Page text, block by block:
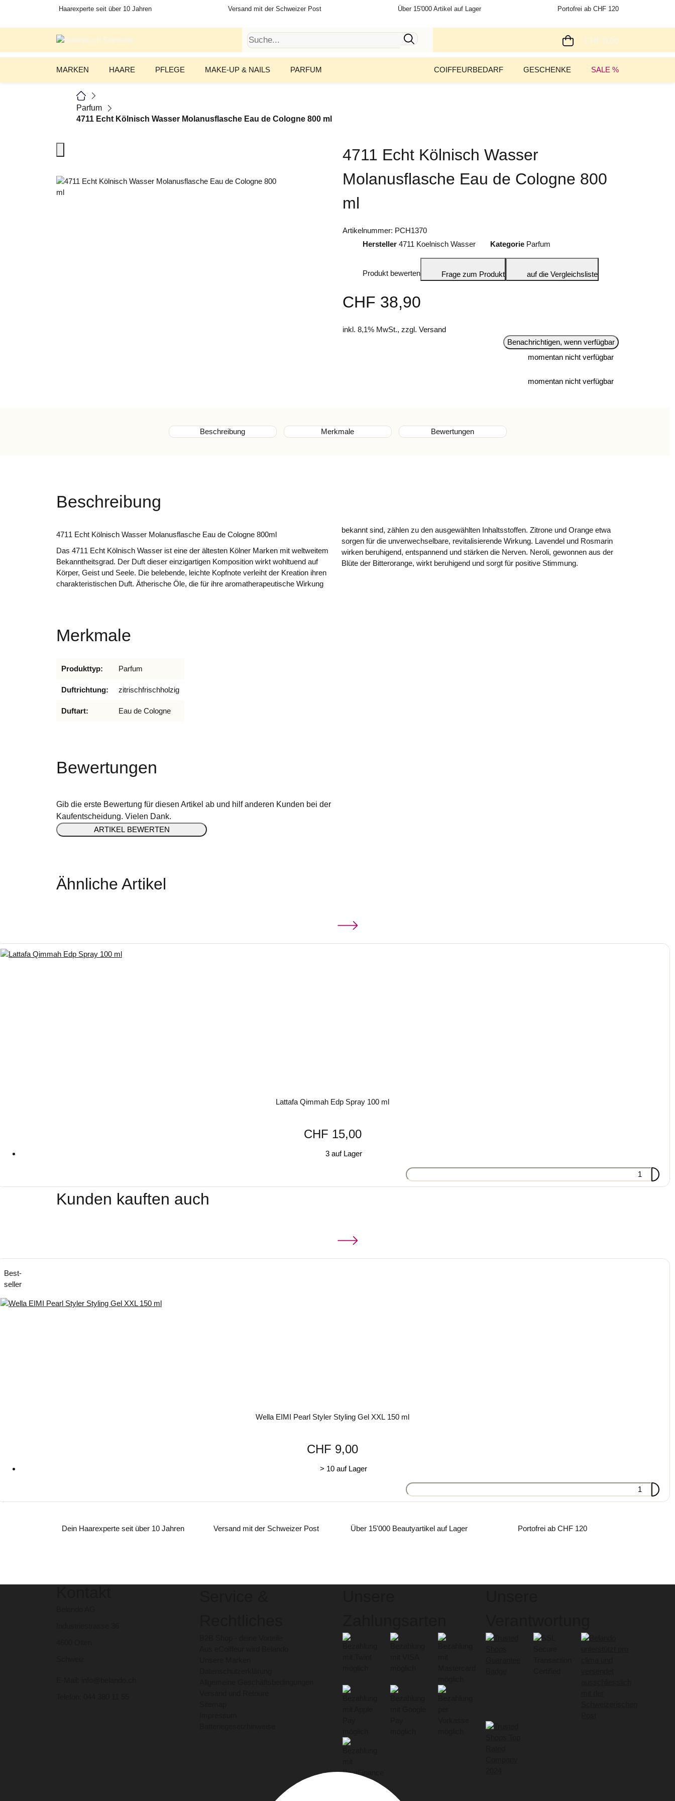
Haarexperte seit über 10 Jahren Versand mit der Schweizer Post Über 15'000 Artikel auf Lager Portofrei ab CHF 120
CHF 0,00
MARKEN HAARE PFLEGE MAKE-UP & NAILS PARFUM COIFFEURBEDARF GESCHENKE SALE %
Parfum
4711 Echt Kölnisch Wasser Molanusflasche Eau de Cologne 800 ml
4711 Echt Kölnisch Wasser
Molanusflasche Eau de Cologne 800
ml
Artikelnummer: PCH1370
Hersteller 4711 Koelnisch Wasser Kategorie Parfum
Produkt bewerten Frage zum Produkt auf die Vergleichsliste
CHF 38,90
inkl. 8,1% MwSt., zzgl. Versand
Benachrichtigen, wenn verfügbar
momentan nicht verfügbar
momentan nicht verfügbar
Beschreibung Merkmale Bewertungen
Beschreibung
4711 Echt Kölnisch Wasser Molanusflasche Eau de Cologne 800ml
Das 4711 Echt Kölnisch Wasser ist eine der ältesten Kölner Marken mit weltweitem
Bekanntheitsgrad. Der Duft dieser einzigartigen Komposition wirkt wohltuend auf
Körper, Geist und Seele. Die belebende, leichte Kopfnote verleiht der Kreation ihren
charakteristischen Duft. Ätherische Öle, die für ihre aromatherapeutische Wirkung
bekannt sind, zählen zu den ausgewählten Inhaltsstoffen. Zitrone und Orange etwa
sorgen für die unverwechselbare, revitalisierende Wirkung. Lavendel und Rosmarin
wirken beruhigend, entspannend und stärken die Nerven. Neroli, gewonnen aus der
Blüte der Bitterorange, wirkt beruhigend und sorgt für positive Stimmung.
Merkmale
Produkttyp: Parfum
Duftrichtung: zitrischfrischholzig
Duftart: Eau de Cologne
Bewertungen
Gib die erste Bewertung für diesen Artikel ab und hilf anderen Kunden bei der
Kaufentscheidung. Vielen Dank.
ARTIKEL BEWERTEN
Ähnliche Artikel
Lattafa Qimmah Edp Spray 100 ml
CHF 15,00
3 auf Lager
Kunden kauften auch
Best­
seller
Wella EIMI Pearl Styler Styling Gel XXL 150 ml
CHF 9,00
> 10 auf Lager
Dein Haarexperte seit über 10 Jahren Versand mit der Schweizer Post Über 15'000 Beautyartikel auf Lager Portofrei ab CHF 120